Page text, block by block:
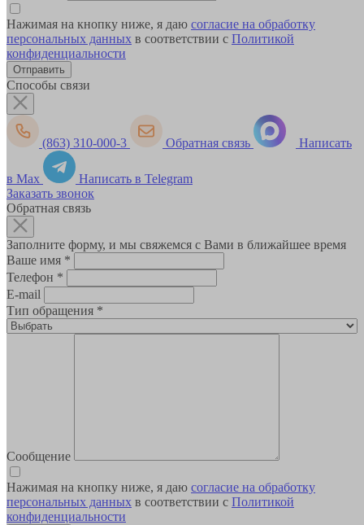
Нажимая на кнопку ниже, я даю согласие на обработку
персональных данных в соответствии с Политикой
конфиденциальности
Способы связи
(863) 310-000-3 Обратная связь Написать
в Max
Написать в Telegram
Заказать звонок
Обратная связь
Заполните форму, и мы свяжемся с Вами в ближайшее время
Ваше имя *
Телефон *
E-mail
Тип обращения *
Сообщение
Нажимая на кнопку ниже, я даю согласие на обработку
персональных данных в соответствии с Политикой
конфиденциальности